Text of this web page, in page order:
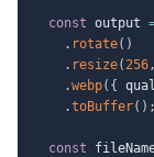
const output
. rotate( )
. resize( 256,
.webp( {
.toBuffer( ) ;
const